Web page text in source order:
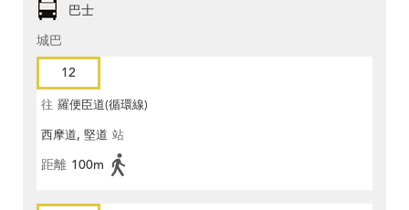
巴士
城巴
12
往 羅便臣道(循環線)
西摩道, 堅道 站
距離 100m